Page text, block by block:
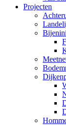
Projecten